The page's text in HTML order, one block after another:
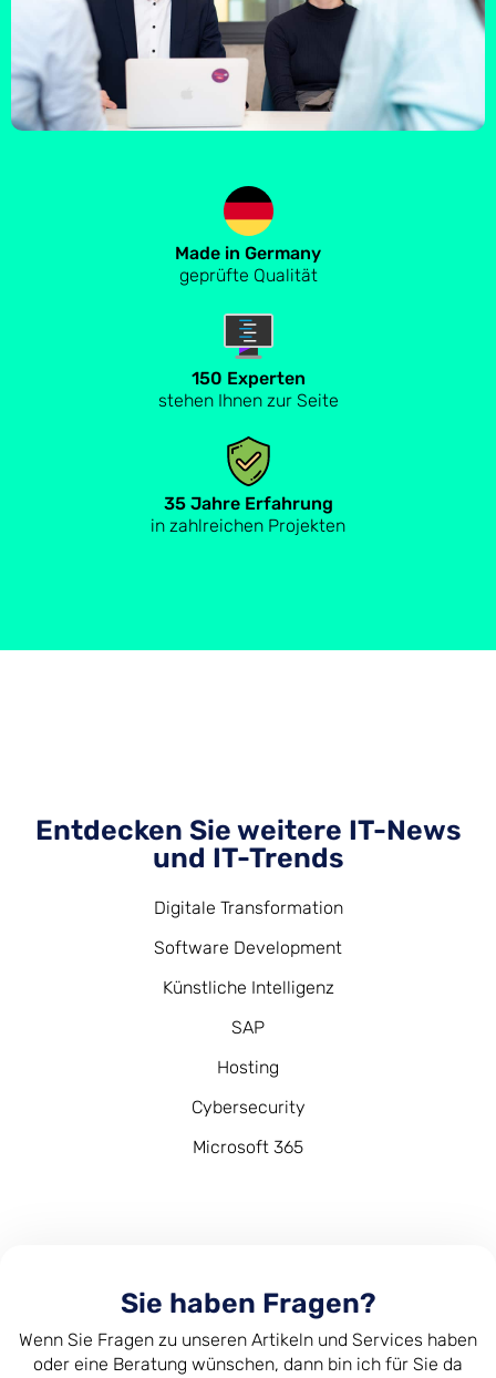
Made in Germany
geprüfte Qualität
150 Experten
stehen Ihnen zur Seite
35 Jahre Erfahrung
in zahlreichen Projekten
Entdecken Sie weitere IT-News
und IT-Trends
Digitale Transformation
Software Development
Künstliche Intelligenz
SAP
Hosting
Cybersecurity
Microsoft 365
Sie haben Fragen?
Wenn Sie Fragen zu unseren Artikeln und Services haben
oder eine Beratung wünschen, dann bin ich für Sie da